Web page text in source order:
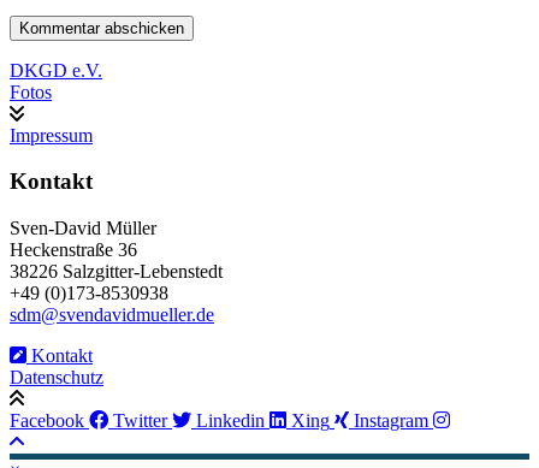
DKGD e.V.
Fotos
Impressum
Kontakt
Sven-David Müller
Heckenstraße 36
38226 Salzgitter-Lebenstedt
+49 (0)173-8530938
sdm@svendavidmueller.de
Kontakt
Datenschutz
Facebook Twitter Linkedin Xing Instagram